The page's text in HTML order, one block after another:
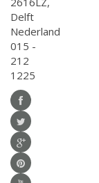
Delft
Nederland
015 -
212
1225